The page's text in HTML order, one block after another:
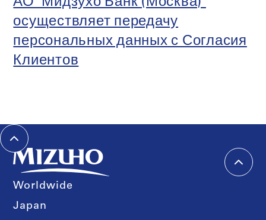
осуществляет передачу
персональных данных с Согласия
Клиентов
Worldwide
Japan